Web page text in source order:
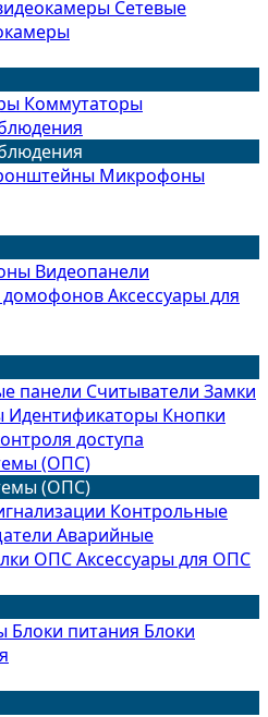
Сетевые
Коммутаторы
Микрофоны
Видеопанели
домофоновАксессуары для
панели Считыватели Замки
Идентификаторы Кнопки
доступа
(ОПС)
(ОПС)
Контрольные
Аварийные
ОПСАксессуары для ОПС
Блоки питания Блоки